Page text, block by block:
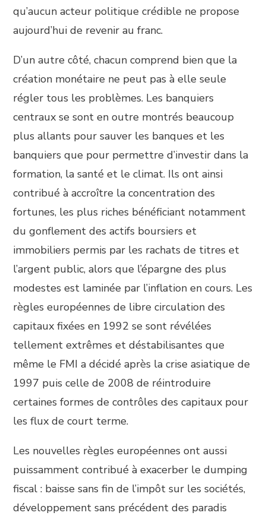
qu’aucun acteur politique crédible ne propose
aujourd’hui de revenir au franc.
D’un autre côté, chacun comprend bien que la
création monétaire ne peut pas à elle seule
régler tous les problèmes. Les banquiers
centraux se sont en outre montrés beaucoup
plus allants pour sauver les banques et les
banquiers que pour permettre d’investir dans la
formation, la santé et le climat. Ils ont ainsi
contribué à accroître la concentration des
fortunes, les plus riches bénéficiant notamment
du gonflement des actifs boursiers et
immobiliers permis par les rachats de titres et
l’argent public, alors que l’épargne des plus
modestes est laminée par l’inflation en cours. Les
règles européennes de libre circulation des
capitaux fixées en 1992 se sont révélées
tellement extrêmes et déstabilisantes que
même le FMI a décidé après la crise asiatique de
1997 puis celle de 2008 de réintroduire
certaines formes de contrôles des capitaux pour
les flux de court terme.
Les nouvelles règles européennes ont aussi
puissamment contribué à exacerber le dumping
fiscal : baisse sans fin de l’impôt sur les sociétés,
développement sans précédent des paradis